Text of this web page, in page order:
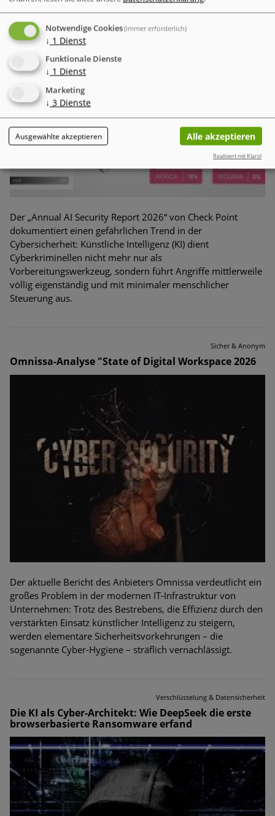
Der „Annual AI Security Report 2026“ von Check Point
dokumentiert einen gefährlichen Trend in der
Cybersicherheit: Künstliche Intelligenz (KI) dient
Cyberkriminellen nicht mehr nur als
Vorbereitungswerkzeug, sondern führt Angriffe mittlerweile
völlig eigenständig und mit minimaler menschlicher
Steuerung aus.
Sicher & Anonym
Omnissa-Analyse "State of Digital Workspace 2026
Der aktuelle Bericht des Anbieters Omnissa verdeutlicht ein
großes Problem in der modernen IT-Infrastruktur von
Unternehmen: Trotz des Bestrebens, die Effizienz durch den
verstärkten Einsatz künstlicher Intelligenz zu steigern,
werden elementare Sicherheitsvorkehrungen – die
sogenannte Cyber-Hygiene – sträflich vernachlässigt.
Verschlüsselung & Datensicherheit
Die KI als Cyber-Architekt: Wie DeepSeek die erste
browserbasierte Ransomware erfand
Notwendige Cookies(immer erforderlich)
↓ 1 Dienst
Funktionale Dienste
↓ 1 Dienst
Marketing
↓ 3 Dienste
Ausgewählte akzeptieren Alle akzeptieren
Realisiert mit Klaro!